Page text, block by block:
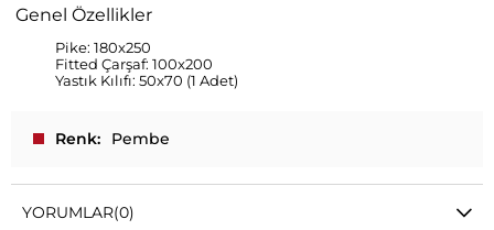
Genel Özellikler
Pike: 180x250
Fitted Çarşaf: 100x200
Yastık Kılıfı: 50x70 (1 Adet)
Renk Pembe
YORUMLAR(0)